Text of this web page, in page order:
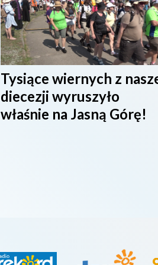
Tysiące wiernych z
diecezji wyruszyło
właśnie na Jasną Górę!